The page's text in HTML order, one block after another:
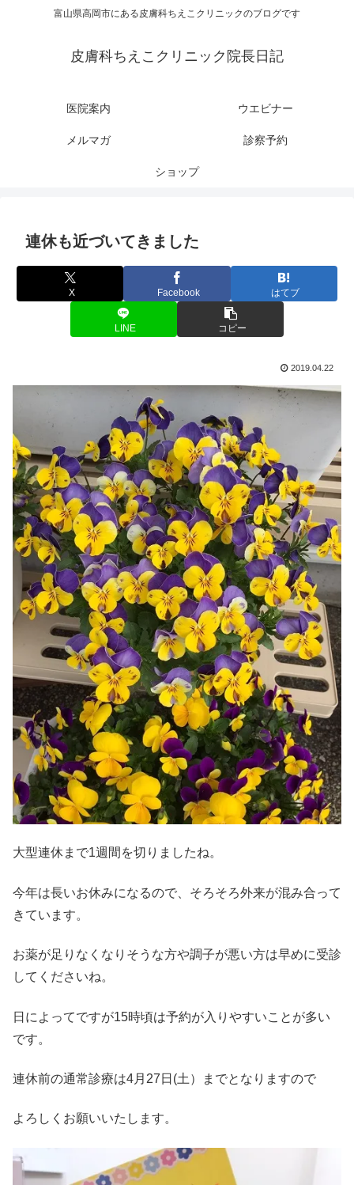
富山県高岡市にある皮膚科ちえこクリニックのブログです
皮膚科ちえこクリニック院長日記
医院案内 ウエビナー
メルマガ 診察予約
ショップ
連休も近づいてきました
X Facebook はてブ
LINE コピー
2019.04.22
大型連休まで1週間を切りましたね。
今年は長いお休みになるので、そろそろ外来が混み合って
きています。
お薬が足りなくなりそうな方や調子が悪い方は早めに受診
してくださいね。
日によってですが15時頃は予約が入りやすいことが多い
です。
連休前の通常診療は4月27日(土）までとなりますので
よろしくお願いいたします。